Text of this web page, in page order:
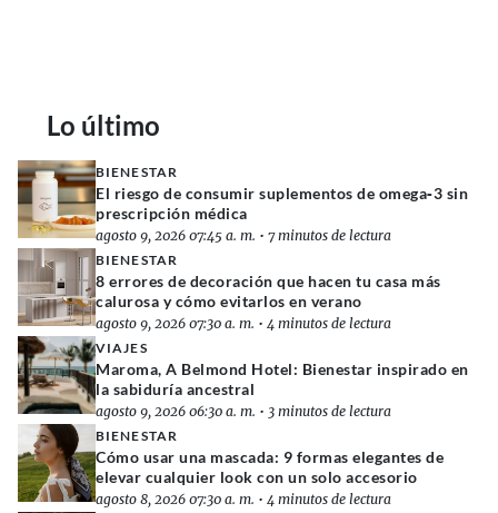
Lo último
BIENESTAR
El riesgo de consumir suplementos de omega‑3 sin
prescripción médica
agosto 9, 2026 07:45 a. m. • 7 minutos de lectura
BIENESTAR
8 errores de decoración que hacen tu casa más
calurosa y cómo evitarlos en verano
agosto 9, 2026 07:30 a. m. • 4 minutos de lectura
VIAJES
Maroma, A Belmond Hotel: Bienestar inspirado en
la sabiduría ancestral
agosto 9, 2026 06:30 a. m. • 3 minutos de lectura
BIENESTAR
Cómo usar una mascada: 9 formas elegantes de
elevar cualquier look con un solo accesorio
agosto 8, 2026 07:30 a. m. • 4 minutos de lectura